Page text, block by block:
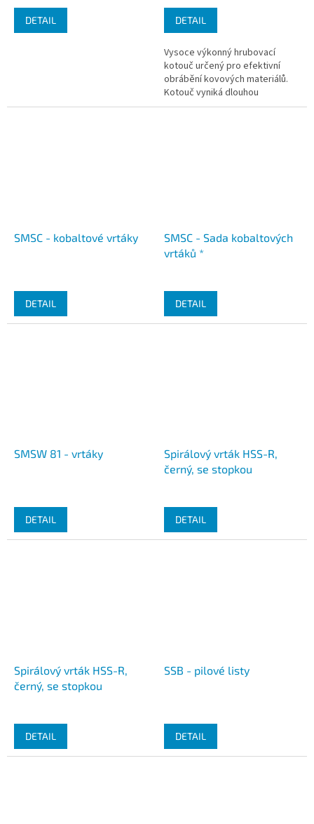
DETAIL DETAIL
Vysoce výkonný hrubovací
kotouč určený pro efektivní
obrábění kovových materiálů.
Kotouč vyniká dlouhou
životností, vysokou odolností a
SMSC - kobaltové vrtáky
DETAIL
SMSC - Sada kobaltových
vrtáků *
DETAIL
SMSW 81 - vrtáky
DETAIL
Spirálový vrták HSS-R,
černý, se stopkou
DETAIL
Spirálový vrták HSS-R,
černý, se stopkou
DETAIL
SSB - pilové listy
DETAIL